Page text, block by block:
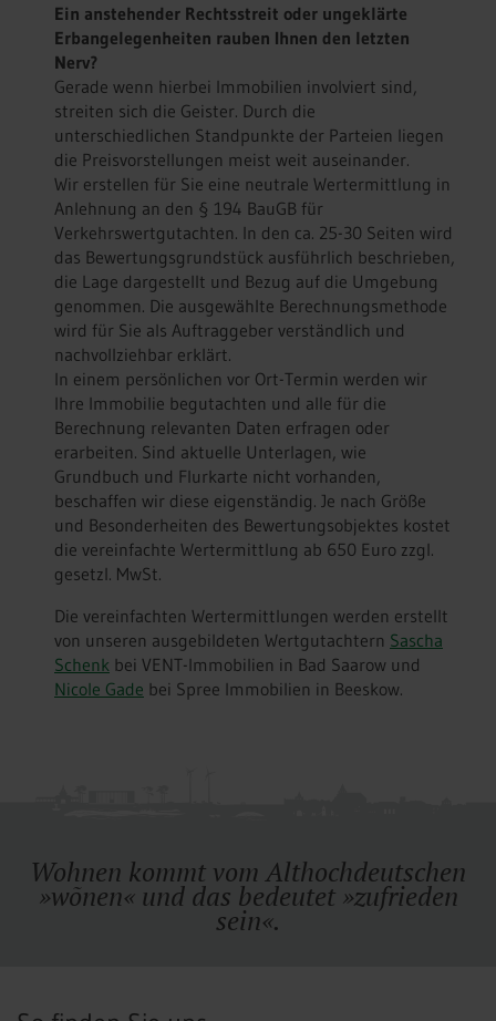
Ein anstehender Rechtsstreit oder ungeklärte
Erbangelegenheiten rauben Ihnen den letzten
Nerv?
Gerade wenn hierbei Immobilien involviert sind,
streiten sich die Geister. Durch die
unterschiedlichen Standpunkte der Parteien liegen
die Preisvorstellungen meist weit auseinander.
Wir erstellen für Sie eine neutrale Wertermittlung in
Anlehnung an den § 194 BauGB für
Verkehrswertgutachten. In den ca. 25-30 Seiten wird
das Bewertungsgrundstück ausführlich beschrieben,
die Lage dargestellt und Bezug auf die Umgebung
genommen. Die ausgewählte Berechnungsmethode
wird für Sie als Auftraggeber verständlich und
nachvollziehbar erklärt.
In einem persönlichen vor Ort-Termin werden wir
Ihre Immobilie begutachten und alle für die
Berechnung relevanten Daten erfragen oder
erarbeiten. Sind aktuelle Unterlagen, wie
Grundbuch und Flurkarte nicht vorhanden,
beschaffen wir diese eigenständig. Je nach Größe
und Besonderheiten des Bewertungsobjektes kostet
die vereinfachte Wertermittlung ab 650 Euro zzgl.
gesetzl. MwSt.
Die vereinfachten Wertermittlungen werden erstellt
von unseren ausgebildeten Wertgutachtern Sascha
Schenk bei VENT-Immobilien in Bad Saarow und
Nicole Gade bei Spree Immobilien in Beeskow.
Wohnen kommt vom Althochdeutschen
»wõnen« und das bedeutet »zufrieden
sein«.